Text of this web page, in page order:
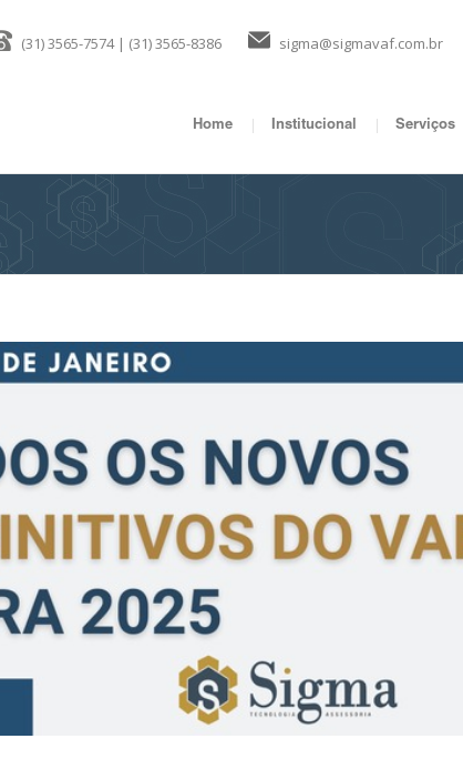
(31) 3565-7574 | (31) 3565-8386 sigma@sigmavaf.com.br
Home Institucional Serviços